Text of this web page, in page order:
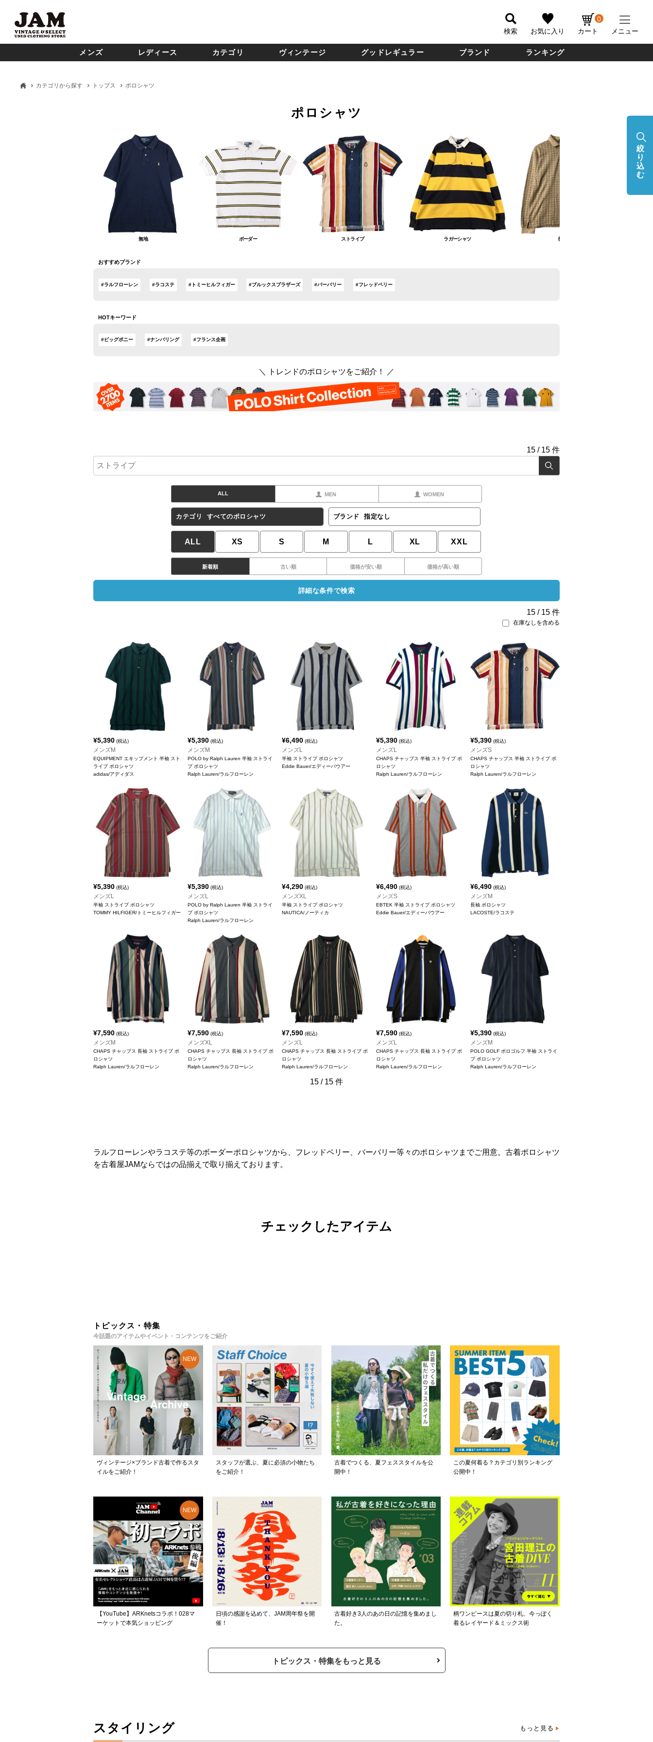
検索 お気に入り カート
0
メニュー
メンズ レディース カテゴリ ヴィンテージ グッドレギュラー ブランド ランキング
カテゴリから探す トップス ポロシャツ
ポロシャツ
無地 ボーダー ストライプ ラガーシャツ 長袖
おすすめブランド
#ラルフローレン #ラコステ #トミーヒルフィガー #ブルックスブラザーズ #バーバリー #フレッドペリー
HOTキーワード
#ビッグポニー #ナンバリング #フランス企画
＼ トレンドのポロシャツをご紹介！ ／
15 / 15 件
ALL MEN WOMEN
カテゴリ すべてのポロシャツ ブランド 指定なし
ALL XS S M L XL XXL
新着順 古い順 価格が安い順 価格が高い順
詳細な条件で検索
15 / 15 件
在庫なしを含める
¥5,390 (税込)
メンズM
EQUIPMENT エキップメント 半袖 スト
ライプ ポロシャツ
adidas/アディダス
¥5,390 (税込)
メンズM
POLO by Ralph Lauren 半袖 ストライ
プ ポロシャツ
Ralph Lauren/ラルフローレン
¥6,490 (税込)
メンズL
半袖 ストライプ ポロシャツ
Eddie Bauer/エディーバウアー
¥5,390 (税込)
メンズL
CHAPS チャップス 半袖 ストライプ ポ
ロシャツ
Ralph Lauren/ラルフローレン
¥5,390 (税込)
メンズS
CHAPS チャップス 半袖 ストライプ ポ
ロシャツ
Ralph Lauren/ラルフローレン
¥5,390 (税込)
メンズL
半袖 ストライプ ポロシャツ
TOMMY HILFIGER/トミーヒルフィガー
¥5,390 (税込)
メンズL
POLO by Ralph Lauren 半袖 ストライ
プ ポロシャツ
Ralph Lauren/ラルフローレン
¥4,290 (税込)
メンズXL
半袖 ストライプ ポロシャツ
NAUTICA/ノーティカ
¥6,490 (税込)
メンズS
EBTEK 半袖 ストライプ ポロシャツ
Eddie Bauer/エディーバウアー
¥6,490 (税込)
メンズM
長袖 ポロシャツ
LACOSTE/ラコステ
¥7,590 (税込)
メンズM
CHAPS チャップス 長袖 ストライプ ポ
ロシャツ
Ralph Lauren/ラルフローレン
¥7,590 (税込)
メンズXL
CHAPS チャップス 長袖 ストライプ ポ
ロシャツ
Ralph Lauren/ラルフローレン
¥7,590 (税込)
メンズL
CHAPS チャップス 長袖 ストライプ ポ
ロシャツ
Ralph Lauren/ラルフローレン
¥7,590 (税込)
メンズL
CHAPS チャップス 長袖 ストライプ ポ
ロシャツ
Ralph Lauren/ラルフローレン
¥5,390 (税込)
メンズM
POLO GOLF ポロゴルフ 半袖 ストライ
プ ポロシャツ
Ralph Lauren/ラルフローレン
15 / 15 件
ラルフローレンやラコステ等のボーダーポロシャツから、フレッドペリー、バーバリー等々のポロシャツまでご用意。古着ポロシャツ
を古着屋JAMならではの品揃えで取り揃えております。
チェックしたアイテム
トピックス・特集
今話題のアイテムやイベント・コンテンツをご紹介
ヴィンテージ×ブランド古着で作るスタ
イルをご紹介！
スタッフが選ぶ、夏に必須の小物たち
をご紹介！
古着でつくる、夏フェススタイルを公
開中！
この夏何着る？カテゴリ別ランキング
公開中！
【YouTube】ARKnetsコラボ！028マ
ーケットで本気ショッピング
日頃の感謝を込めて、JAM周年祭を開
催！
古着好き3人のあの日の記憶を集めまし
た。
柄ワンピースは夏の切り札、今っぽく
着るレイヤード＆ミックス術
トピックス・特集をもっと見る
スタイリング もっと見る
絞
り
込
む